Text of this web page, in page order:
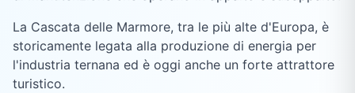
La Cascata delle Marmore, tra le più alte d'Europa, è
storicamente legata alla produzione di energia per
l'industria ternana ed è oggi anche un forte attrattore
turistico.